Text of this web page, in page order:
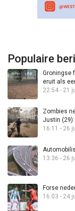
Populaire
Groningse
eruit als
22:54 - 21
Zombies
Justin (29):
16:11 - 26
13:36 - 26
Forse
16:03 - 24